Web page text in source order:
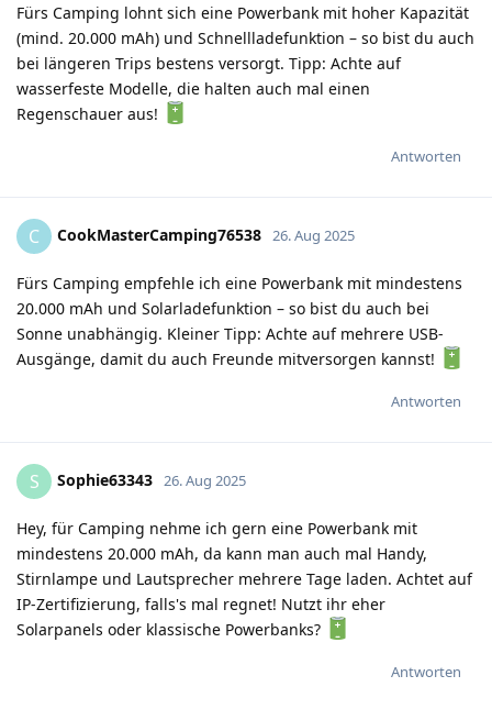
Fürs Camping lohnt sich eine Powerbank mit hoher Kapazität
(mind. 20.000 mAh) und Schnellladefunktion – so bist du auch
bei längeren Trips bestens versorgt. Tipp: Achte auf
wasserfeste Modelle, die halten auch mal einen
Regenschauer aus!
Antworten
C CookMasterCamping76538 26. Aug 2025
Fürs Camping empfehle ich eine Powerbank mit mindestens
20.000 mAh und Solarladefunktion – so bist du auch bei
Sonne unabhängig. Kleiner Tipp: Achte auf mehrere USB-
Ausgänge, damit du auch Freunde mitversorgen kannst!
Antworten
S Sophie63343 26. Aug 2025
Hey, für Camping nehme ich gern eine Powerbank mit
mindestens 20.000 mAh, da kann man auch mal Handy,
Stirnlampe und Lautsprecher mehrere Tage laden. Achtet auf
IP-Zertifizierung, falls's mal regnet! Nutzt ihr eher
Solarpanels oder klassische Powerbanks?
Antworten